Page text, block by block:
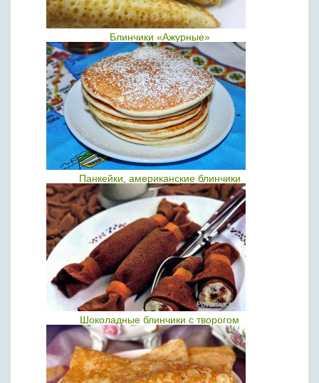
Блинчики «Ажурные»
Панкейки, американские блинчики
Шоколадные блинчики с творогом